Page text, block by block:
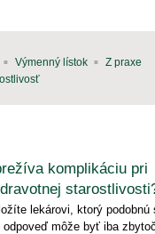
Výmenný lístok
Z praxe
komplikáciu pri
lekárovi, ktorý podobnú
môže byť iba